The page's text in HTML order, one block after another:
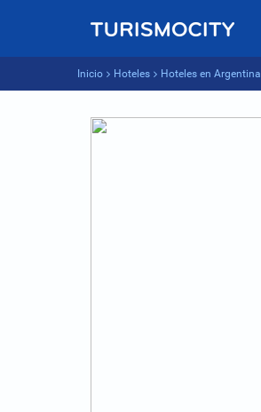
Inicio Hoteles Hoteles en Argentina